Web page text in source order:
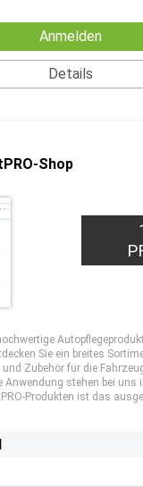
Anmelden
Details
Shop
Sie ein breites
Zubehör für die
stehen bei uns
Produkten ist das